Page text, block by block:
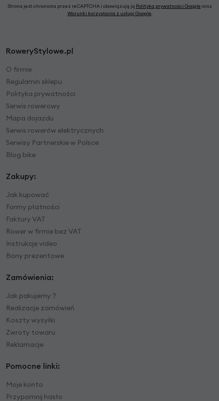
Strona jest chroniona przez reCAPTCHA i obowiązują ją Polityka prywatności Google oraz
Warunki korzystania z usługi Google.
RoweryStylowe.pl
O firmie
Regulamin sklepu
Polityka prywatności
Serwis rowerowy
Mapa dojazdu
Serwis rowerów elektrycznych
Serwisy Partnerskie w Polsce
Blog bike
Zakupy:
Jak kupować
Formy płatności
Faktury VAT
Rower w firmie bez VAT
Instrukcje video
Bony prezentowe
Zamówienia:
Jak pakujemy ?
Realizacje zamówień
Koszty wysyłki
Zwroty towaru
Reklamacje
Pomocne linki:
Moje konto
Przypomnij hasło